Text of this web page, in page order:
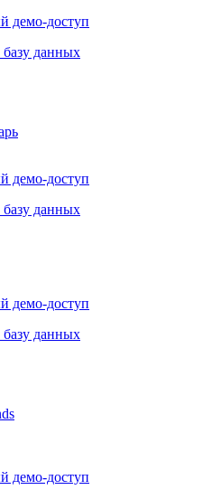
демо-доступ
данных
демо-доступ
данных
демо-доступ
данных
демо-доступ